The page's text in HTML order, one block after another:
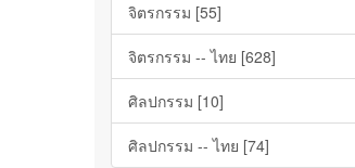
จิตรกรรม [55]
จิตรกรรม -- ไทย [628]
ศิลปกรรม [10]
ศิลปกรรม -- ไทย [74]